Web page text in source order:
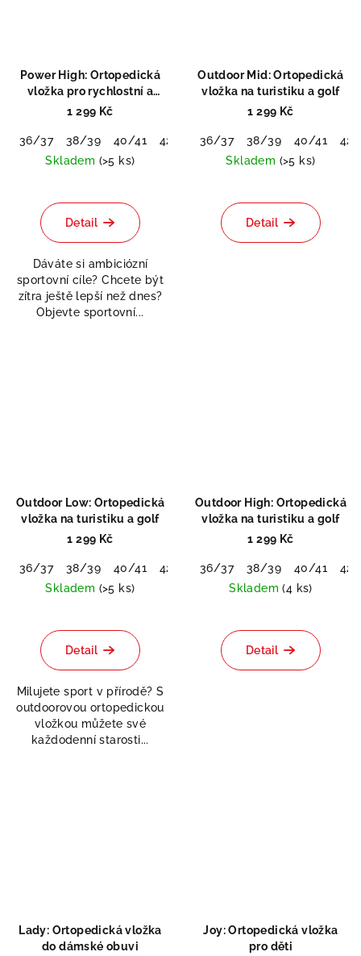
Power High: Ortopedická
vložka pro rychlostní a
silové sporty
1 299 Kč
36/37 38/39 40/41 42/43 44/45
46/48
Skladem (>5 ks)
hodnocení
produktu
z
5
hvězdiček.
Detail
Dáváte si ambiciózní
sportovní cíle? Chcete být
zítra ještě lepší než dnes?
Objevte sportovní...
Outdoor Mid: Ortopedická
vložka na turistiku a golf
1 299 Kč
36/37 38/39 40/41
42/
Skladem (>5 ks)
Detail
Outdoor Low: Ortopedická
vložka na turistiku a golf
1 299 Kč
36/37 38/39 40/41 42/43 44/45
46/48
Skladem (>5 ks)
Detail
Milujete sport v přírodě? S
outdoorovou ortopedickou
vložkou můžete své
každodenní starosti...
Outdoor High: Ortopedická
vložka na turistiku a golf
1 299 Kč
36/37 38/39 40/41
42/
Skladem(4 ks)
hodnocení
produktu
Detail
Lady: Ortopedická vložka
do dámské obuvi
Joy: Ortopedická vložka
pro děti